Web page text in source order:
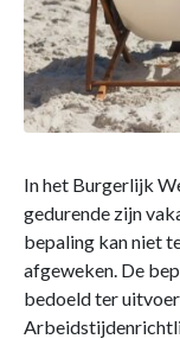
In het Burgerlijk
gedurende zijn
bepaling kan niet
afgeweken. De
bedoeld ter